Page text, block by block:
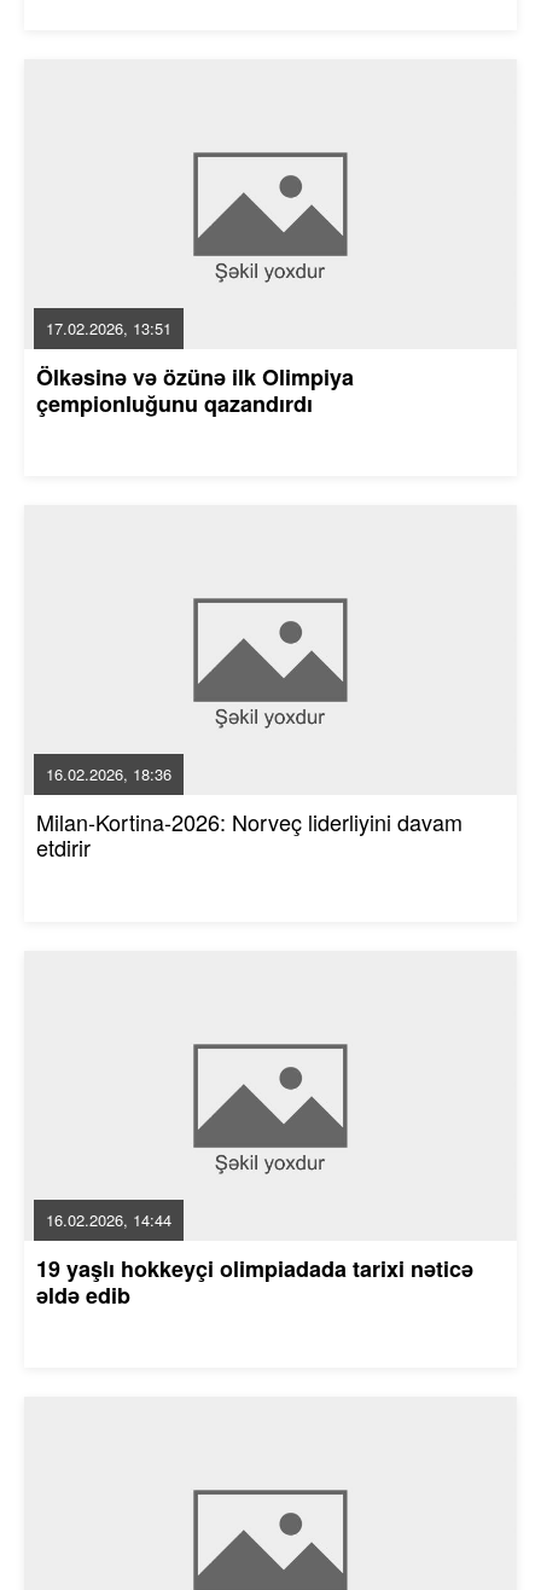
17.02.2026, 13:51
Ölkəsinə və özünə ilk Olimpiya
çempionluğunu qazandırdı
16.02.2026, 18:36
Milan-Kortina-2026: Norveç liderliyini davam
etdirir
16.02.2026, 14:44
19 yaşlı hokkeyçi olimpiadada tarixi nəticə
əldə edib